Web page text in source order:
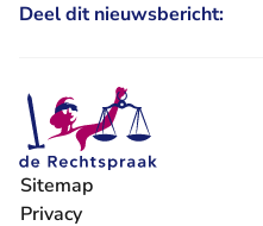
Deel dit nieuwsbericht:
Sitemap
Privacy